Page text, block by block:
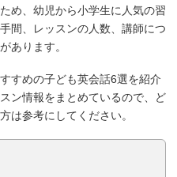
め、幼児から小学生に人気の習
間、レッスンの人数、講師につ
あります。
すめの子ども英会話6選を紹介
ン情報をまとめているので、ど
は参考にしてください。